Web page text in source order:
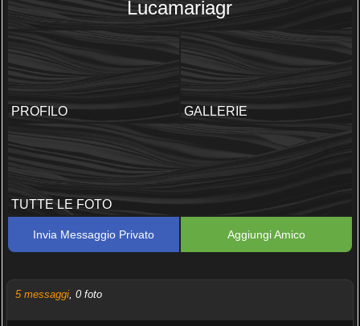
Lucamariagr
PROFILO GALLERIE
TUTTE LE FOTO
Invia Messaggio Privato Aggiungi Amico
5 messaggi, 0 foto